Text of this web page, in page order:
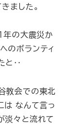
ました。
年の大震災か
のボランティ
と ‥
教会での東北
は なんて言っ
淡々と流れて